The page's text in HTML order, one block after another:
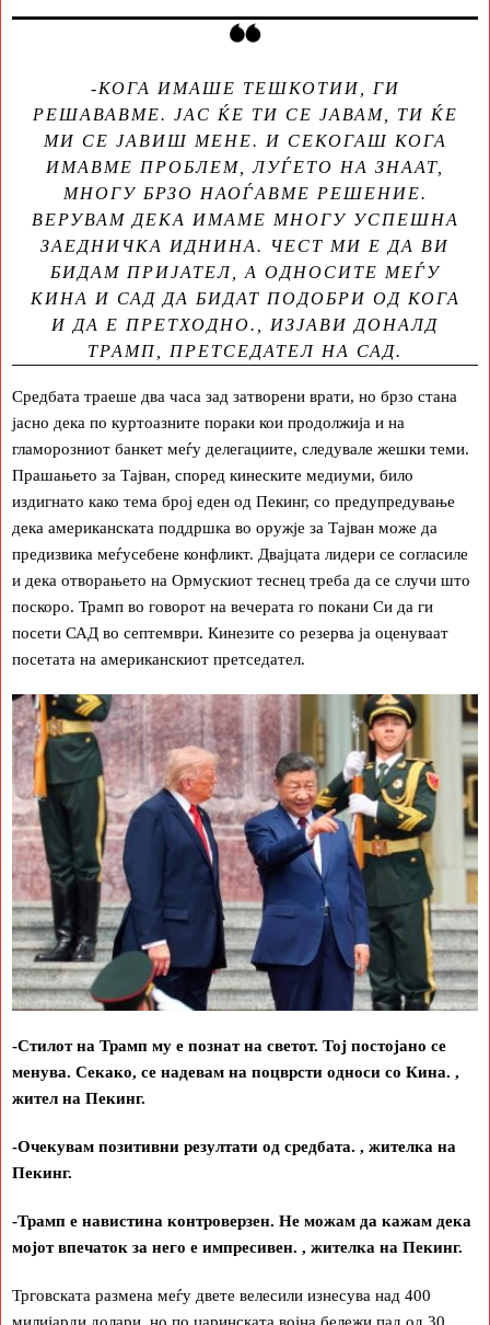
-КОГА ИМАШЕ ТЕШКОТИИ, ГИ
РЕШАВАВМЕ. ЈАС ЌЕ ТИ СЕ ЈАВАМ, ТИ ЌЕ
МИ СЕ ЈАВИШ МЕНЕ. И СЕКОГАШ КОГА
ИМАВМЕ ПРОБЛЕМ, ЛУЃЕТО НА ЗНААТ,
МНОГУ БРЗО НАОЃАВМЕ РЕШЕНИЕ.
ВЕРУВАМ ДЕКА ИМАМЕ МНОГУ УСПЕШНА
ЗАЕДНИЧКА ИДНИНА. ЧЕСТ МИ Е ДА ВИ
БИДАМ ПРИЈАТЕЛ, А ОДНОСИТЕ МЕЃУ
КИНА И САД ДА БИДАТ ПОДОБРИ ОД КОГА
И ДА Е ПРЕТХОДНО., ИЗЈАВИ ДОНАЛД
ТРАМП, ПРЕТСЕДАТЕЛ НА САД.
Средбата траеше два часа зад затворени врати, но брзо стана
јасно дека по куртоазните пораки кои продолжија и на
гламорозниот банкет меѓу делегациите, следувале жешки теми.
Прашањето за Тајван, според кинеските медиуми, било
издигнато како тема број еден од Пекинг, со предупредување
дека американската поддршка во оружје за Тајван може да
предизвика меѓусебене конфликт. Двајцата лидери се согласиле
и дека отворањето на Ормускиот теснец треба да се случи што
поскоро. Трамп во говорот на вечерата го покани Си да ги
посети САД во септември. Кинезите со резерва ја оценуваат
посетата на американскиот претседател.
-Стилот на Трамп му е познат на светот. Тој постојано се
менува. Секако, се надевам на поцврсти односи со Кина. ,
жител на Пекинг.
-Очекувам позитивни резултати од средбата. , жителка на
Пекинг.
-Трамп е навистина контроверзен. Не можам да кажам дека
мојот впечаток за него е импресивен. , жителка на Пекинг.
Трговската размена меѓу двете велесили изнесува над 400
милијарди долари, но по царинската војна бележи пад од 30